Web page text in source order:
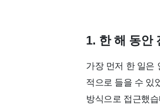
1. 한 해 동안
가장 먼저 한 일은
적으로 들을 수 있
방식으로 접근했